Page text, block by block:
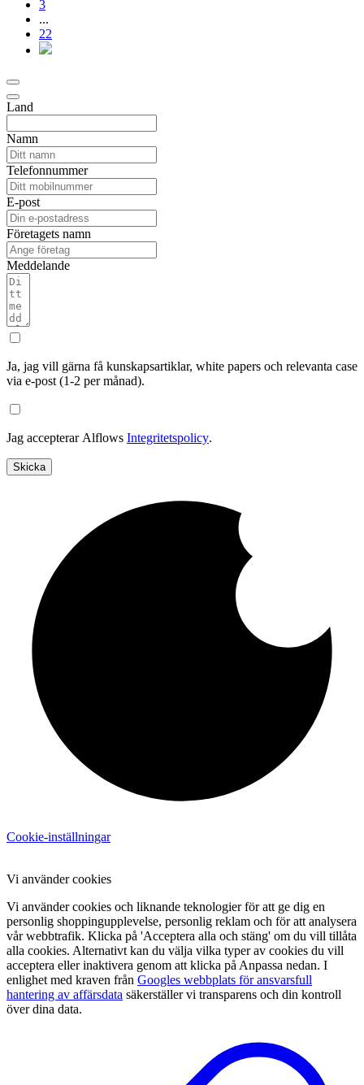
3
...
22
Land
Namn
Telefonnummer
E-post
Företagets namn
Meddelande
Ja, jag vill gärna få kunskapsartiklar, white papers och relevanta case
via e-post (1-2 per månad).
Jag accepterar Alflows Integritetspolicy.
Skicka
Cookie-inställningar
Vi använder cookies
Vi använder cookies och liknande teknologier för att ge dig en
personlig shoppingupplevelse, personlig reklam och för att analysera
vår webbtrafik. Klicka på 'Acceptera alla och stäng' om du vill tillåta
alla cookies. Alternativt kan du välja vilka typer av cookies du vill
acceptera eller inaktivera genom att klicka på Anpassa nedan. I
enlighet med kraven från Googles webbplats för ansvarsfull
hantering av affärsdata säkerställer vi transparens och din kontroll
över dina data.